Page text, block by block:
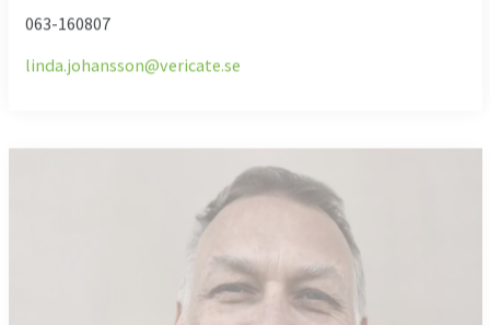
063-160807
linda.johansson@vericate.se